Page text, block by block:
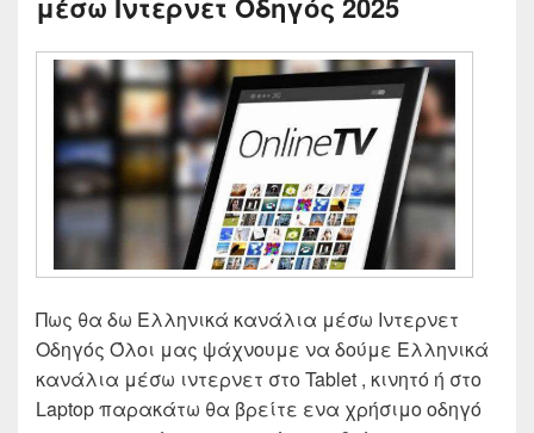
Πως θα δω Ελληνικά κανάλια μέσω Ιντερνετ
Οδηγός Όλοι μας ψάχνουμε να δούμε Ελληνικά
κανάλια μέσω ιντερνετ στο Tablet , κινητό ή στο
Laptop παρακάτω θα βρείτε ενα χρήσιμο οδηγό